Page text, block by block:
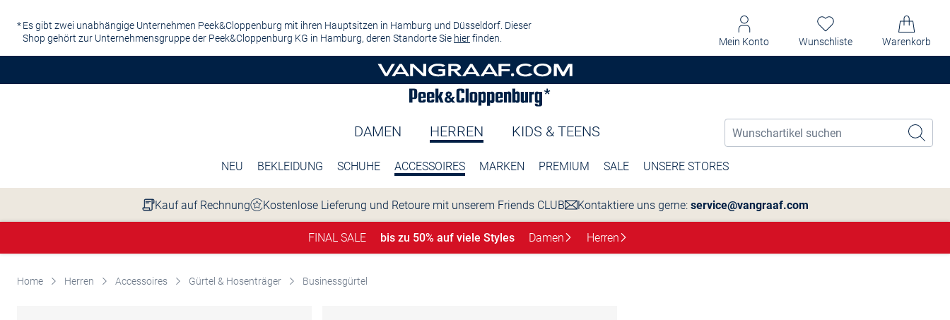
Es gibt zwei unabhängige Unternehmen Peek&Cloppenburg mit ihren Hauptsitzen in Hamburg und Düsseldorf. Dieser
Shop gehört zur Unternehmensgruppe der Peek&Cloppenburg KG in Hamburg, deren Standorte Sie hierfinden. Mein Konto Wunschliste Warenkorb
DAMEN HERREN KIDS & TEENS
NEU BEKLEIDUNG SCHUHE ACCESSOIRES MARKEN PREMIUM SALE UNSERE STORES
Kauf auf Rechnung Kostenlose Lieferung und Retoure mit unserem Friends CLUB Kontaktiere uns gerne: service@vangraaf.com
FINAL SALE bis zu 50% auf viele Styles Damen Herren
Home Herren Accessoires Gürtel & Hosenträger Businessgürtel